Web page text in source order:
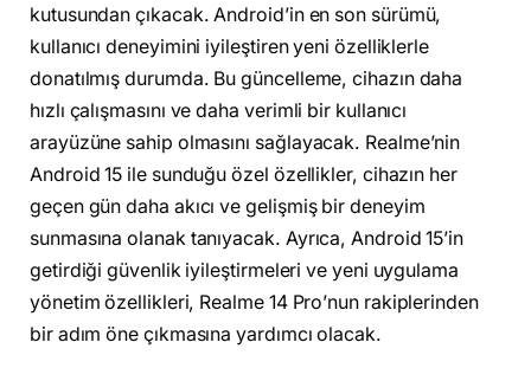
kutusundan çıkacak. Android’in en son sürümü,
kullanıcı deneyimini iyileştiren yeni özelliklerle
donatılmış durumda. Bu güncelleme, cihazın daha
hızlı çalışmasını ve daha verimli bir kullanıcı
arayüzüne sahip olmasını sağlayacak. Realme’nin
Android 15 ile sunduğu özel özellikler, cihazın her
geçen gün daha akıcı ve gelişmiş bir deneyim
sunmasına olanak tanıyacak. Ayrıca, Android 15’in
getirdiği güvenlik iyileştirmeleri ve yeni uygulama
yönetim özellikleri, Realme 14 Pro’nun rakiplerinden
bir adım öne çıkmasına yardımcı olacak.